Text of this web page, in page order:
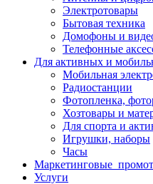
Электротовары
Бытовая техника
Домофоны и
Телефонные
Для активных и
Мобильная
Радиостанции
Фотопленка,
Хозтовары и
Для спорта и
Игрушки, наборы
Часы
Услуги